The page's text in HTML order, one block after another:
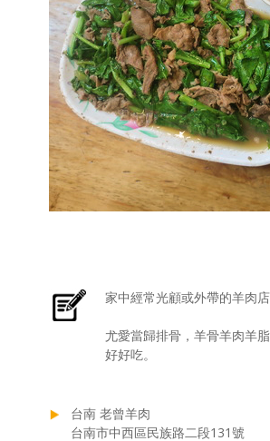
家中經常光顧或外帶的羊肉
尤愛當歸排骨，羊骨羊肉羊
好好吃。
台南 老曾羊肉
台南市中西區民族路二段131號